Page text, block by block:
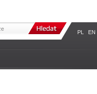
PL EN